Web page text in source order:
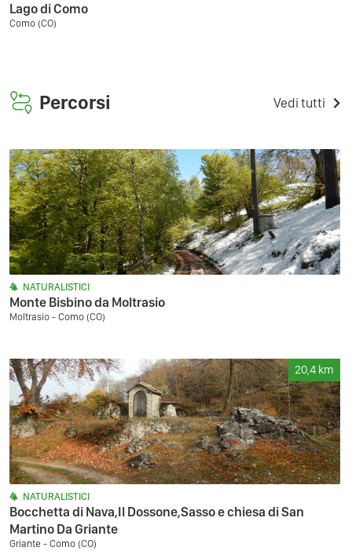
Lago di Como
Como (CO)
Percorsi Vedi tutti
NATURALISTICI
Monte Bisbino da Moltrasio
Moltrasio - Como (CO)
20,4 km
NATURALISTICI
Bocchetta di Nava,Il Dossone,Sasso e chiesa di San
Martino Da Griante
Griante - Como (CO)